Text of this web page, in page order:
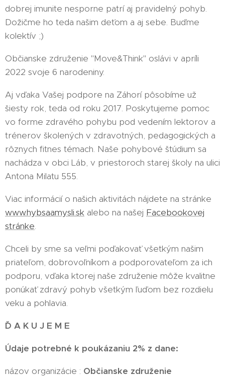
dobrej imunite nesporne patrí aj pravidelný pohyb.
Dožičme ho teda našim deťom a aj sebe. Buďme
kolektív ;)
Občianske združenie "Move&Think" oslávi v apríli
2022 svoje 6 narodeniny.
Aj vďaka Vašej podpore na Záhorí pôsobíme už
šiesty rok, teda od roku 2017. Poskytujeme pomoc
vo forme zdravého pohybu pod vedením lektorov a
trénerov školených v zdravotných, pedagogických a
rôznych fitnes témach. Naše pohybové štúdium sa
nachádza v obci Láb, v priestoroch starej školy na ulici
Antona Milatu 555.
Viac informácií o našich aktivitách nájdete na stránke
www.hybsaamysli.sk alebo na našej Facebookovej
stránke.
Chceli by sme sa veľmi poďakovať všetkým našim
priateľom, dobrovoľníkom a podporovateľom za ich
podporu, vďaka ktorej naše združenie môže kvalitne
ponúkať zdravý pohyb všetkým ľuďom bez rozdielu
veku a pohlavia.
Ď A K U J E M E
Údaje potrebné k poukázaniu 2% z dane:
názov organizácie : Občianske združenie